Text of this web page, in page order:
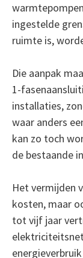
ingestelde
ruimte is,
Die aanpak
1-
installaties,
waar anders
kan zo toch
de bestaande
Het vermijden
kosten, maar
tot vijf jaar